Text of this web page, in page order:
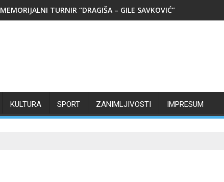
MEMORIJALNI TURNIR “DRAGIŠA – GILE SAVKOVIĆ”
KULTURA SPORT ZANIMLJIVOSTI IMPRESUM